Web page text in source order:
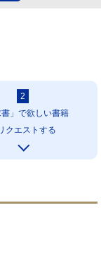
2
書」で欲しい書籍
クエストする